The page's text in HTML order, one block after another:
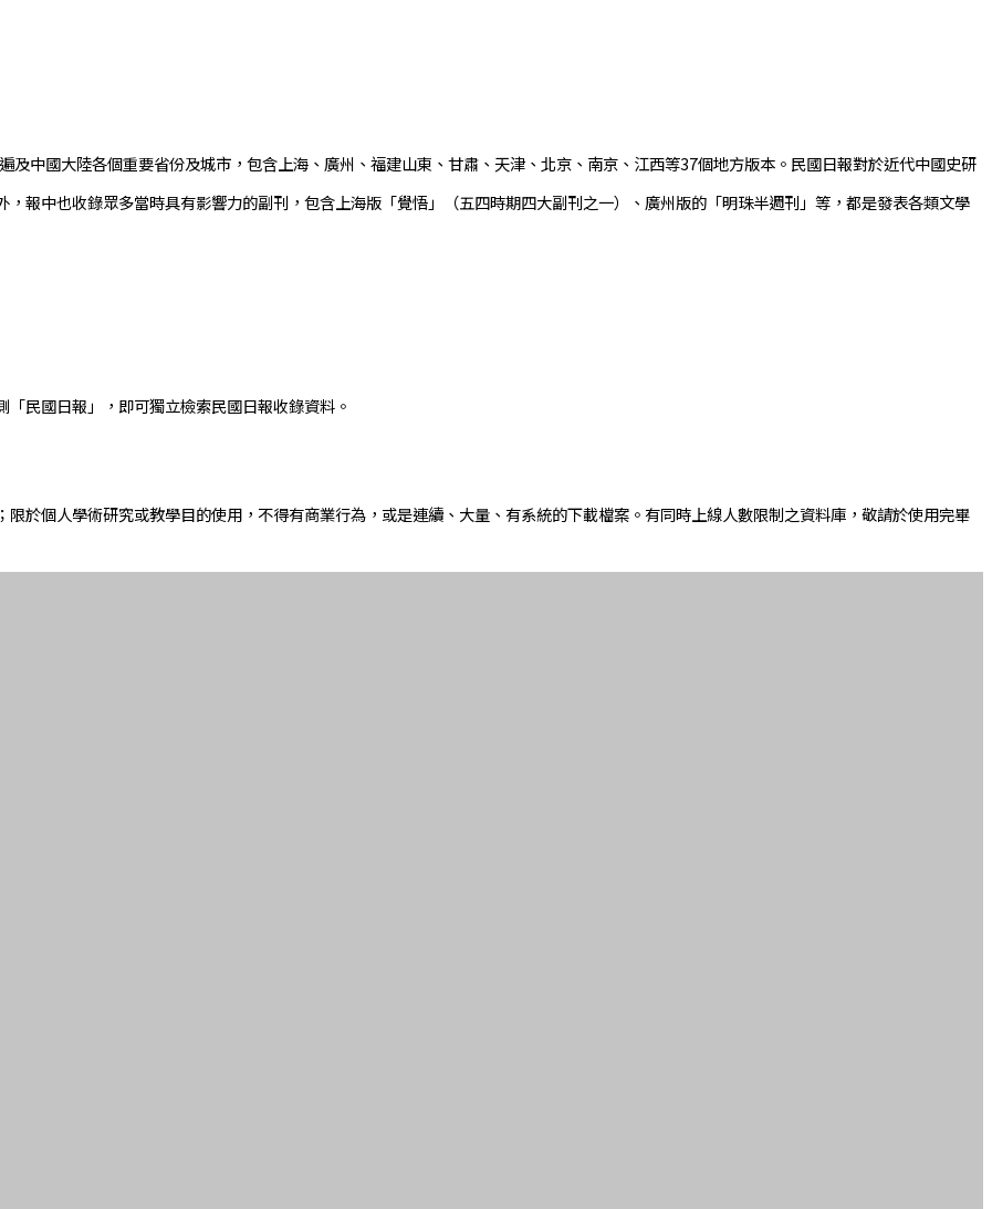
中國大陸各個重要省份及城市，包含上海、廣州、福建山東、甘肅、天津、北京、南京、江西等37個地方版本。民國日報對於近代中國史研
報中也收錄眾多當時具有影響力的副刊，包含上海版「覺悟」（五四時期四大副刊之一）、廣州版的「明珠半週刊」等，都是發表各類文學
民國日報」，即可獨立檢索民國日報收錄資料。
於個人學術研究或教學目的使用，不得有商業行為，或是連續、大量、有系統的下載檔案。有同時上線人數限制之資料庫，敬請於使用完畢